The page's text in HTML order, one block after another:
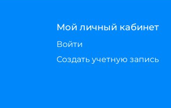
Мой личный кабинет
Войти
Создать учетную запись